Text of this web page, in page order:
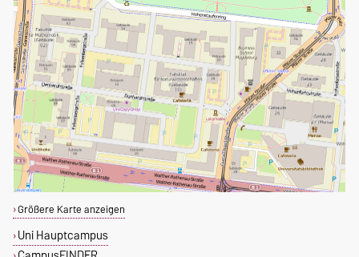
Größere Karte anzeigen
Uni Hauptcampus